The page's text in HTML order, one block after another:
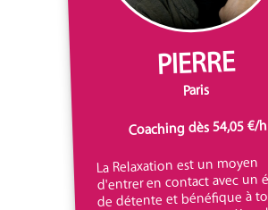
PIERRE
Paris
Coaching dès 54,05 €/h
La Relaxation est un moyen
d'entrer en contact avec un
de détente et bénéfique à